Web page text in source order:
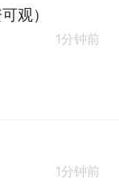
观）
1分钟前
1分钟前